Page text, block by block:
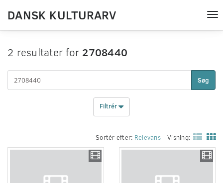
DANSK KULTURARV
2 resultater for 2708440
Søg
Filtrér
Sortér efter: Relevans Visning: